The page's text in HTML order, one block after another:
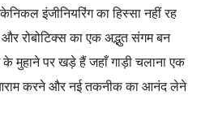
इंजीनियरिंग का हिस्सा नहीं रह
रोबोटिक्स का एक अद्भुत संगम बन
मुहाने पर खड़े हैं जहाँ गाड़ी चलाना एक
करने और नई तकनीक का आनंद लेने